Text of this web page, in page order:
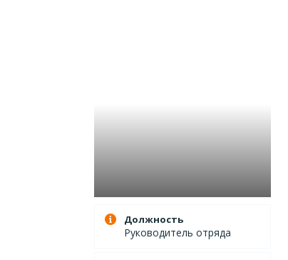
Должность
Руководитель отряда